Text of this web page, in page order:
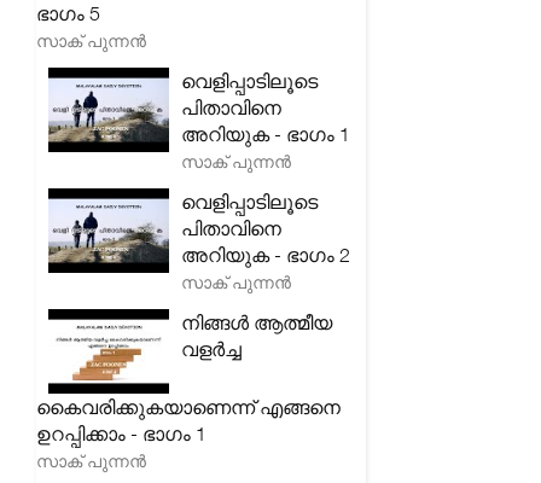
ഭാഗം 5
സാക് പുന്നൻ
വെളിപ്പാടിലൂടെ
പിതാവിനെ
അറിയുക - ഭാഗം 1
സാക് പുന്നൻ
വെളിപ്പാടിലൂടെ
പിതാവിനെ
അറിയുക - ഭാഗം 2
സാക് പുന്നൻ
നിങ്ങൾ ആത്മീയ
വളർച്ച
കൈവരിക്കുകയാണെന്ന് എങ്ങനെ
ഉറപ്പിക്കാം - ഭാഗം 1
സാക് പുന്നൻ